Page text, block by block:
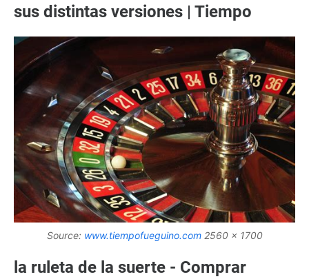
sus distintas versiones | Tiempo
Source: www.tiempofueguino.com2560 x 1700
la ruleta de la suerte - Comprar